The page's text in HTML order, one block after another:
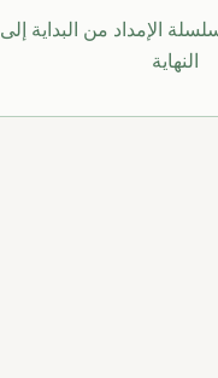
الإمداد من البداية إلى
النهاية